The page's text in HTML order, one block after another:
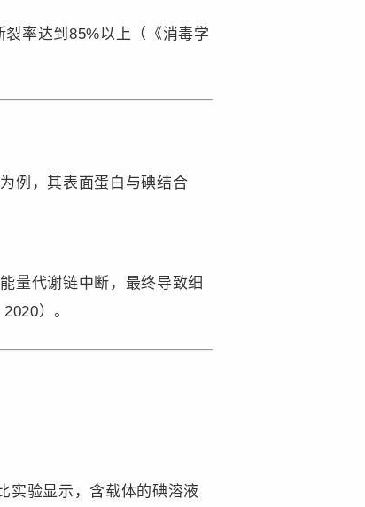
率达到85%以上（《消毒学
例，其表面蛋白与碘结合
量代谢链中断，最终导致细
）。
实验显示，含载体的碘溶液